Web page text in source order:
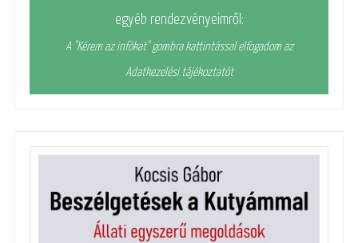
egyéb rendezvényeimről:
A "Kérem az infókat" gombra kattintással elfogadom az
Adatkezelési tájékoztatót